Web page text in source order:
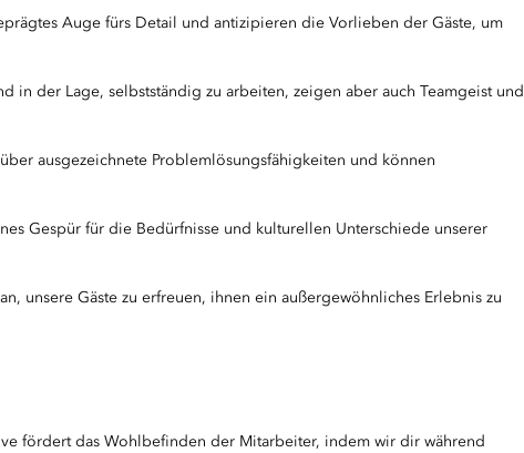
Auge fürs Detail und antizipieren die Vorlieben der Gäste, um
in der Lage, selbstständig zu arbeiten, zeigen aber auch Teamgeist und
ausgezeichnete Problemlösungsfähigkeiten und können
Gespür für die Bedürfnisse und kulturellen Unterschiede unserer
unsere Gäste zu erfreuen, ihnen ein außergewöhnliches Erlebnis zu
fördert das Wohlbefinden der Mitarbeiter, indem wir dir während